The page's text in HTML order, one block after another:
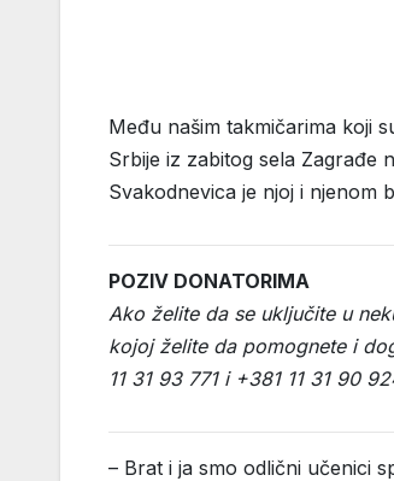
Među našim takmičarima koji
Srbije iz zabitog sela Zagrađe
Svakodnevica je njoj i njenom
POZIV DONATORIMA
Ako želite da se uključite u
kojoj želite da pomognete i
11 31 93 771 i +381 11 31 90
– Brat i ja smo odlični učenici